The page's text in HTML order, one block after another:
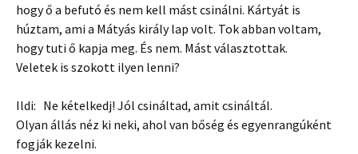
hogy ő a befutó és nem kell mást csinálni. Kártyát is
húztam, ami a Mátyás király lap volt. Tok abban voltam,
hogy tuti ő kapja meg. És nem. Mást választottak.
Veletek is szokott ilyen lenni?
Ildi: Ne kételkedj! Jól csináltad, amit csináltál.
Olyan állás néz ki neki, ahol van bőség és egyenrangúként
fogják kezelni.